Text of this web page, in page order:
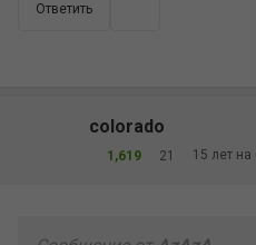
Ответить
colorado
1,619 21 15 лет на